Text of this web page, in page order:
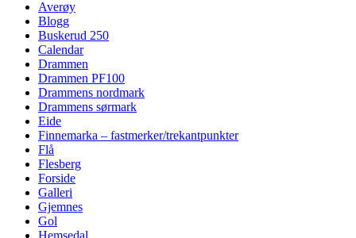
Averøy
Blogg
Buskerud 250
Calendar
Drammen
Drammen PF100
Drammens nordmark
Drammens sørmark
Eide
Finnemarka – fastmerker/trekantpunkter
Flå
Flesberg
Forside
Galleri
Gjemnes
Gol
Hemsedal